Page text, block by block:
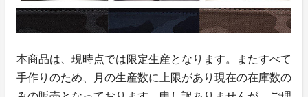
本商品は、現時点では限定生産となります。またすべて
手作りのため、月の生産数に上限があり現在の在庫数の